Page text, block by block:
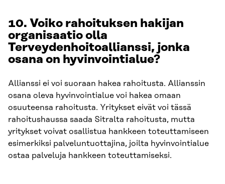
10. Voiko rahoituksen hakijan
organisaatio olla
Terveydenhoitoallianssi, jonka
osana on hyvinvointialue?
Allianssi ei voi suoraan hakea rahoitusta. Allianssin
osana oleva hyvinvointialue voi hakea omaan
osuuteensa rahoitusta. Yritykset eivät voi tässä
rahoitushaussa saada Sitralta rahoitusta, mutta
yritykset voivat osallistua hankkeen toteuttamiseen
esimerkiksi palveluntuottajina, joilta hyvinvointialue
ostaa palveluja hankkeen toteuttamiseksi.